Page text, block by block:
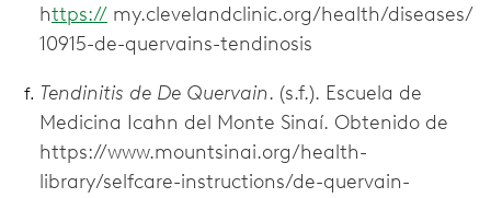
https:// my.clevelandclinic.org/health/diseases/
10915-de-quervains-tendinosis
Tendinitis de De Quervain. (s.f.). Escuela de
Medicina Icahn del Monte Sinaí. Obtenido de
https://www.mountsinai.org/health-
library/selfcare-instructions/de-quervain-